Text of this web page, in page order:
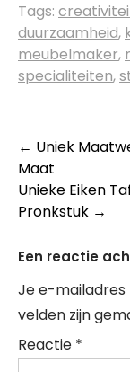
Tags:
duurzaamheid,
meubelmaker,
specialiteiten,
← Uniek
Maat
Unieke Eiken
Pronkstuk →
Een reactie
Je e-mailadres
velden zijn
Reactie *